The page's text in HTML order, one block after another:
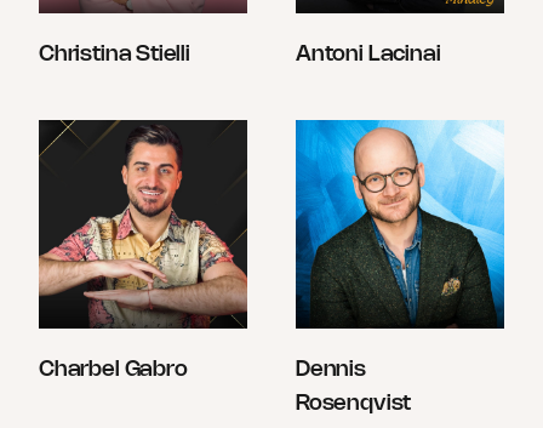
Christina Stielli Antoni Lacinai
Charbel Gabro
Dennis
Rosenqvist